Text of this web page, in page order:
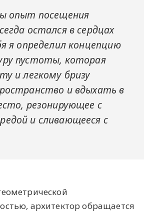
опыт посещения
остался в сердцах
я определил концепцию
пустоты, которая
и легкому бризу
и вдыхать в
резонирующее с
и сливающееся с
архитектор обращается